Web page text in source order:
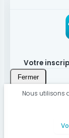
Votre
Fermer
Nous utilisons